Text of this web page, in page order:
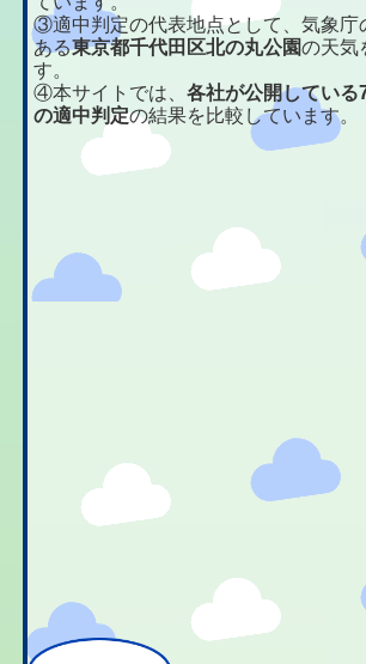
③適中判定の代表地点として、気象庁
ある東京都千代田区北の丸公園の天気
す。
④本サイトでは、各社が公開している
の適中判定の結果を比較しています。